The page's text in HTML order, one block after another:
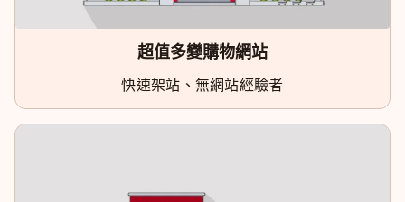
超值多變購物網站
快速架站、無網站經驗者